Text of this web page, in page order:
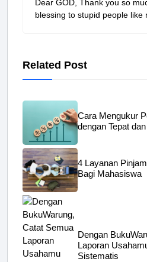
Dear GOD, Thank you so
blessing to stupid people like
Related Post
Cara Mengukur
dengan Tepat
4 Layanan
Bagi Mahasiswa
Dengan
Laporan
Sistematis